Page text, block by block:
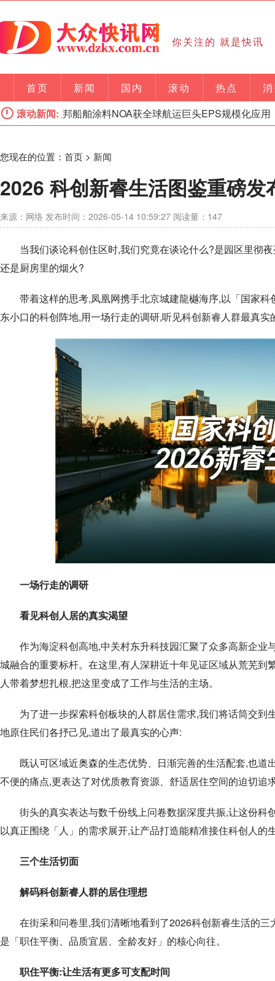
你关注的 就是快讯
首页 新闻 国内 滚动 热点
滚动新闻:
防腐!立邦船舶涂料NOA获全球航运巨头EPS规模化应用
您现在的位置： 首页 > 新闻
2026 科创新睿生活图鉴重磅发
来源：网络 发布时间：2026-05-14 10:59:27 阅读量：147
当我们谈论科创住区时,我们究竟在谈论什么?是园区里彻
还是厨房里的烟火?
带着这样的思考,凤凰网携手北京城建龍樾海序,以「国家
东小口的科创阵地,用一场行走的调研,听见科创新睿人群最真实
一场行走的调研
看见科创人居的真实渴望
作为海淀科创高地,中关村东升科技园汇聚了众多高新企
城融合的重要标杆。在这里,有人深耕近十年见证区域从荒芜
人带着梦想扎根,把这里变成了工作与生活的主场。
为了进一步探索科创板块的人群居住需求,我们将话筒交
地原住民们各抒己见,道出了最真实的心声:
既认可区域近奥森的生态优势、日渐完善的生活配套,也
不便的痛点,更表达了对优质教育资源、舒适居住空间的迫切追
街头的真实表达与数千份线上问卷数据深度共振,让这份
以真正围绕「人」的需求展开,让产品打造能精准接住科创人的
三个生活切面
解码科创新睿人群的居住理想
在街采和问卷里,我们清晰地看到了2026科创新睿生活的
是「职住平衡、品质宜居、全龄友好」的核心向往。
职住平衡:让生活有更多可支配时间